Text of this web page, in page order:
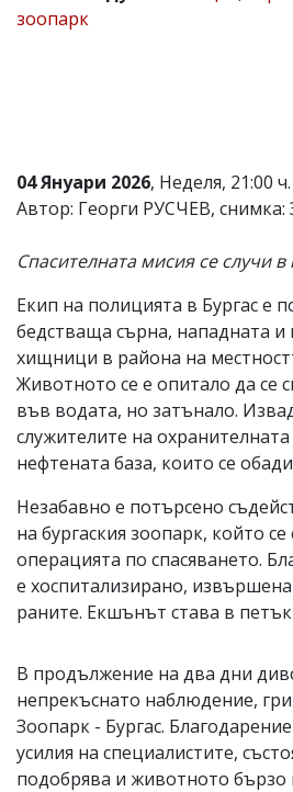
Коментарите
редакцията
не
носи
за
Ако
откриете
обиден
за
вас
моля
сигнализирайте
ни!
зоопарк
04 Януари 2026, Неделя, 21:00 ч.
Автор: Георги РУСЧЕВ, снимка:
Спасителната мисия се случи
Екип на полицията в Бургас е
бедстваща сърна, нападната и
хищници в района на
Животното се е опитало да се
във водата, но затънало.
служителите на
нефтената база, които се
Незабавно е потърсено
на бургаския зоопарк, който
операцията по спасяването.
е хоспитализирано,
раните. Екшънът става в
В продължение на два дни
непрекъснато наблюдение,
Зоопарк - Бургас.
усилия на специалистите,
подобрява и животното бързо